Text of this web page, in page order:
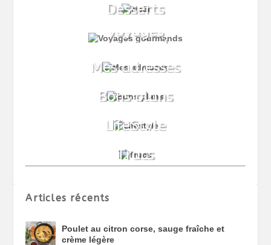
Articles récents
Poulet au citron corse, sauge fraîche et
crème légère